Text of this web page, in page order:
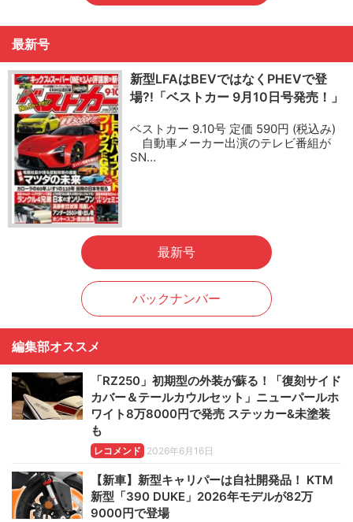
最新号
新型LFAはBEVではなくPHEVで登
場?!「ベストカー 9月10日号発売！」
ベストカー 9.10号 定価 590円 (税込み)
自動車メーカー出演のテレビ番組が
SN…
最新号
バックナンバー
編集部オススメ
「RZ250」初期型の外装が蘇る！「復刻サイド
カバー＆テールカウルセット」ニューパールホ
ワイト8万8000円で発売 ステッカー&未塗装
も
レコメンド 2026年6月16日
【新車】新型キャリパーは自社開発品！ KTM
新型「390 DUKE」2026年モデルが82万
9000円で登場